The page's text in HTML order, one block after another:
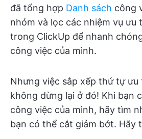
đã tổng hợp Danh sách công
nhóm và lọc các nhiệm vụ ưu
trong ClickUp để nhanh
công việc của mình.
Nhưng việc sắp xếp thứ tự ưu
không dừng lại ở đó! Khi bạn
công việc của mình, hãy tìm
bạn có thể cắt giảm bớt. Hãy